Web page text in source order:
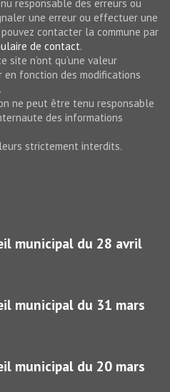
responsable des erreurs ou
une erreur ou effectuer une
contacter la commune par
de contact.
site n’ont qu’une valeur
fonction des modifications
ne peut être tenu responsable
des informations
strictement interdits.
municipal du 28 avril
municipal du 31 mars
municipal du 20 mars